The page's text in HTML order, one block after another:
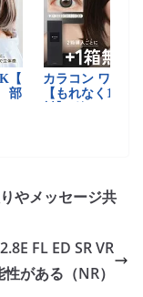
やメッセージ共
FL ED SR VR
がある（NR）